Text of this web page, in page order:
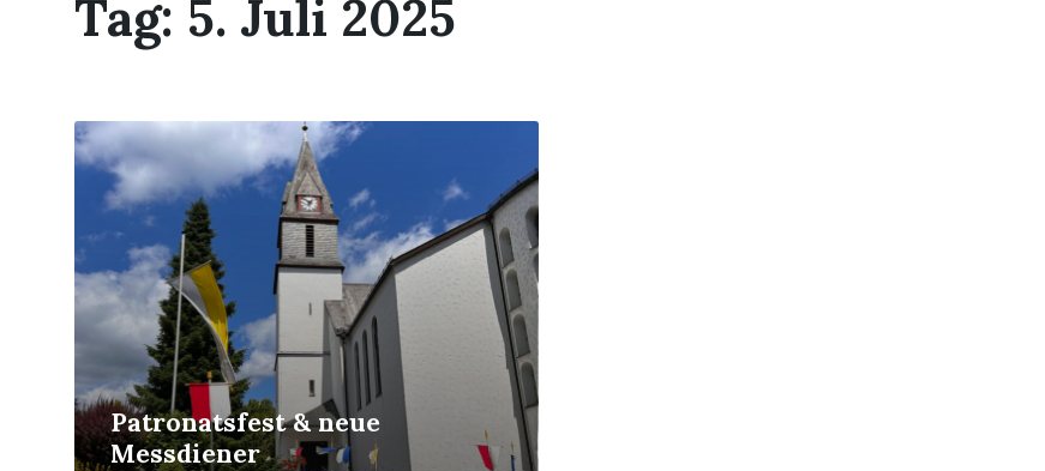
Tag: 5. Juli 2025
Patronatsfest & neue
Messdiener
Mehr
erfahren